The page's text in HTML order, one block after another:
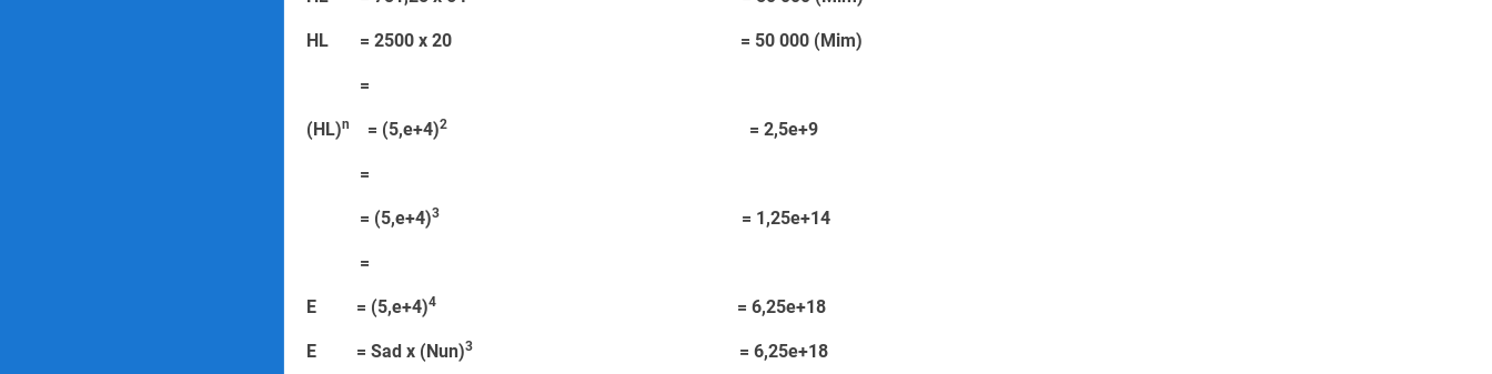
HL = 2500 x 20 = 50 000 (Mim)
=
(HL)n = (5,e+4)2 = 2,5e+9
=
= (5,e+4)3 = 1,25e+14
=
E = (5,e+4)4 = 6,25e+18
E = Sad x (Nun)3 = 6,25e+18